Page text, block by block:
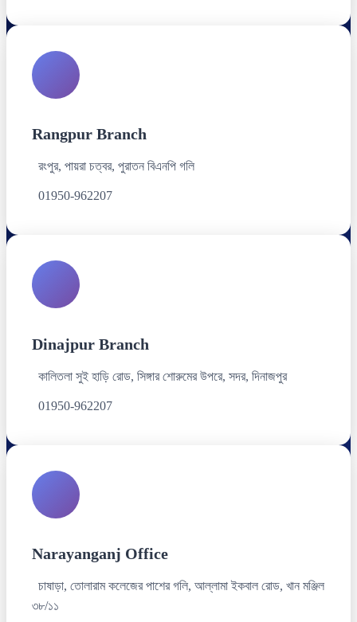
Rangpur Branch
রংপুর, পায়রা চত্বর, পুরাতন বিএনপি গলি
01950-962207
Dinajpur Branch
কালিতলা সুই হাড়ি রোড, সিঙ্গার শোরুমের উপরে, সদর, দিনাজপুর
01950-962207
Narayanganj Office
চাষাড়া, তোলারাম কলেজের পাশের গলি, আল্লামা ইকবাল রোড, খান মঞ্জিল
৩৮/১১